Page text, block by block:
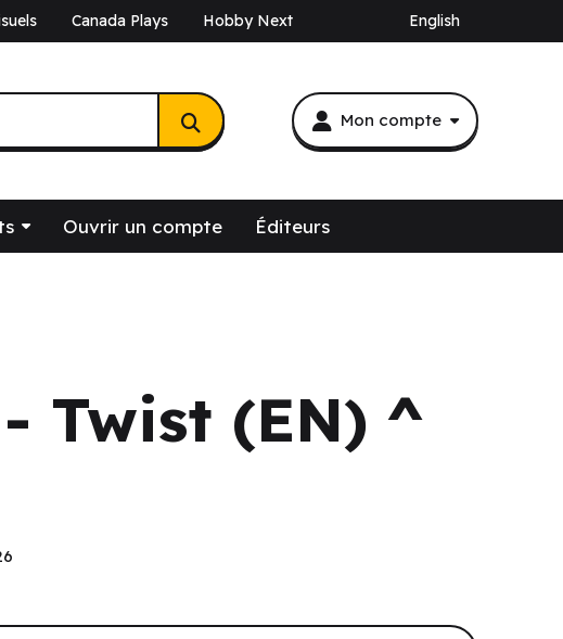
Canada Plays Hobby Next English
Mon compte
Ouvrir un compte Éditeurs
Twist (EN) ^